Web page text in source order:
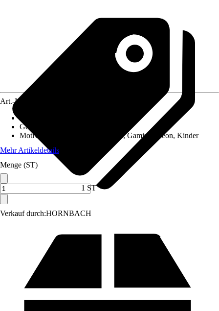
Verkauf durch:HORNBACH
Art.-Nr.
Gewicht
Motivkategorie
Sprüche & Zitate, Gaming, Neon, Kinder
Mehr Artikeldetails
Menge (ST)
1 ST